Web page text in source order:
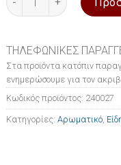
ΤΗΛΕΦΩΝΙΚΕΣ
Στα προϊόντα κατόπιν
ενημερώσουμε για τον
Κωδικός προϊόντος: 240027
Κατηγορίες: Αρωματικό